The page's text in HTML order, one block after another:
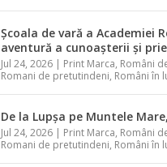
Școala de vară a Academiei
aventură a cunoașterii și
Jul 24, 2026 | Print Marca, Români
Romani de pretutindeni, Români în
De la Lupșa pe Muntele
Jul 24, 2026 | Print Marca, Români
Romani de pretutindeni, Români în